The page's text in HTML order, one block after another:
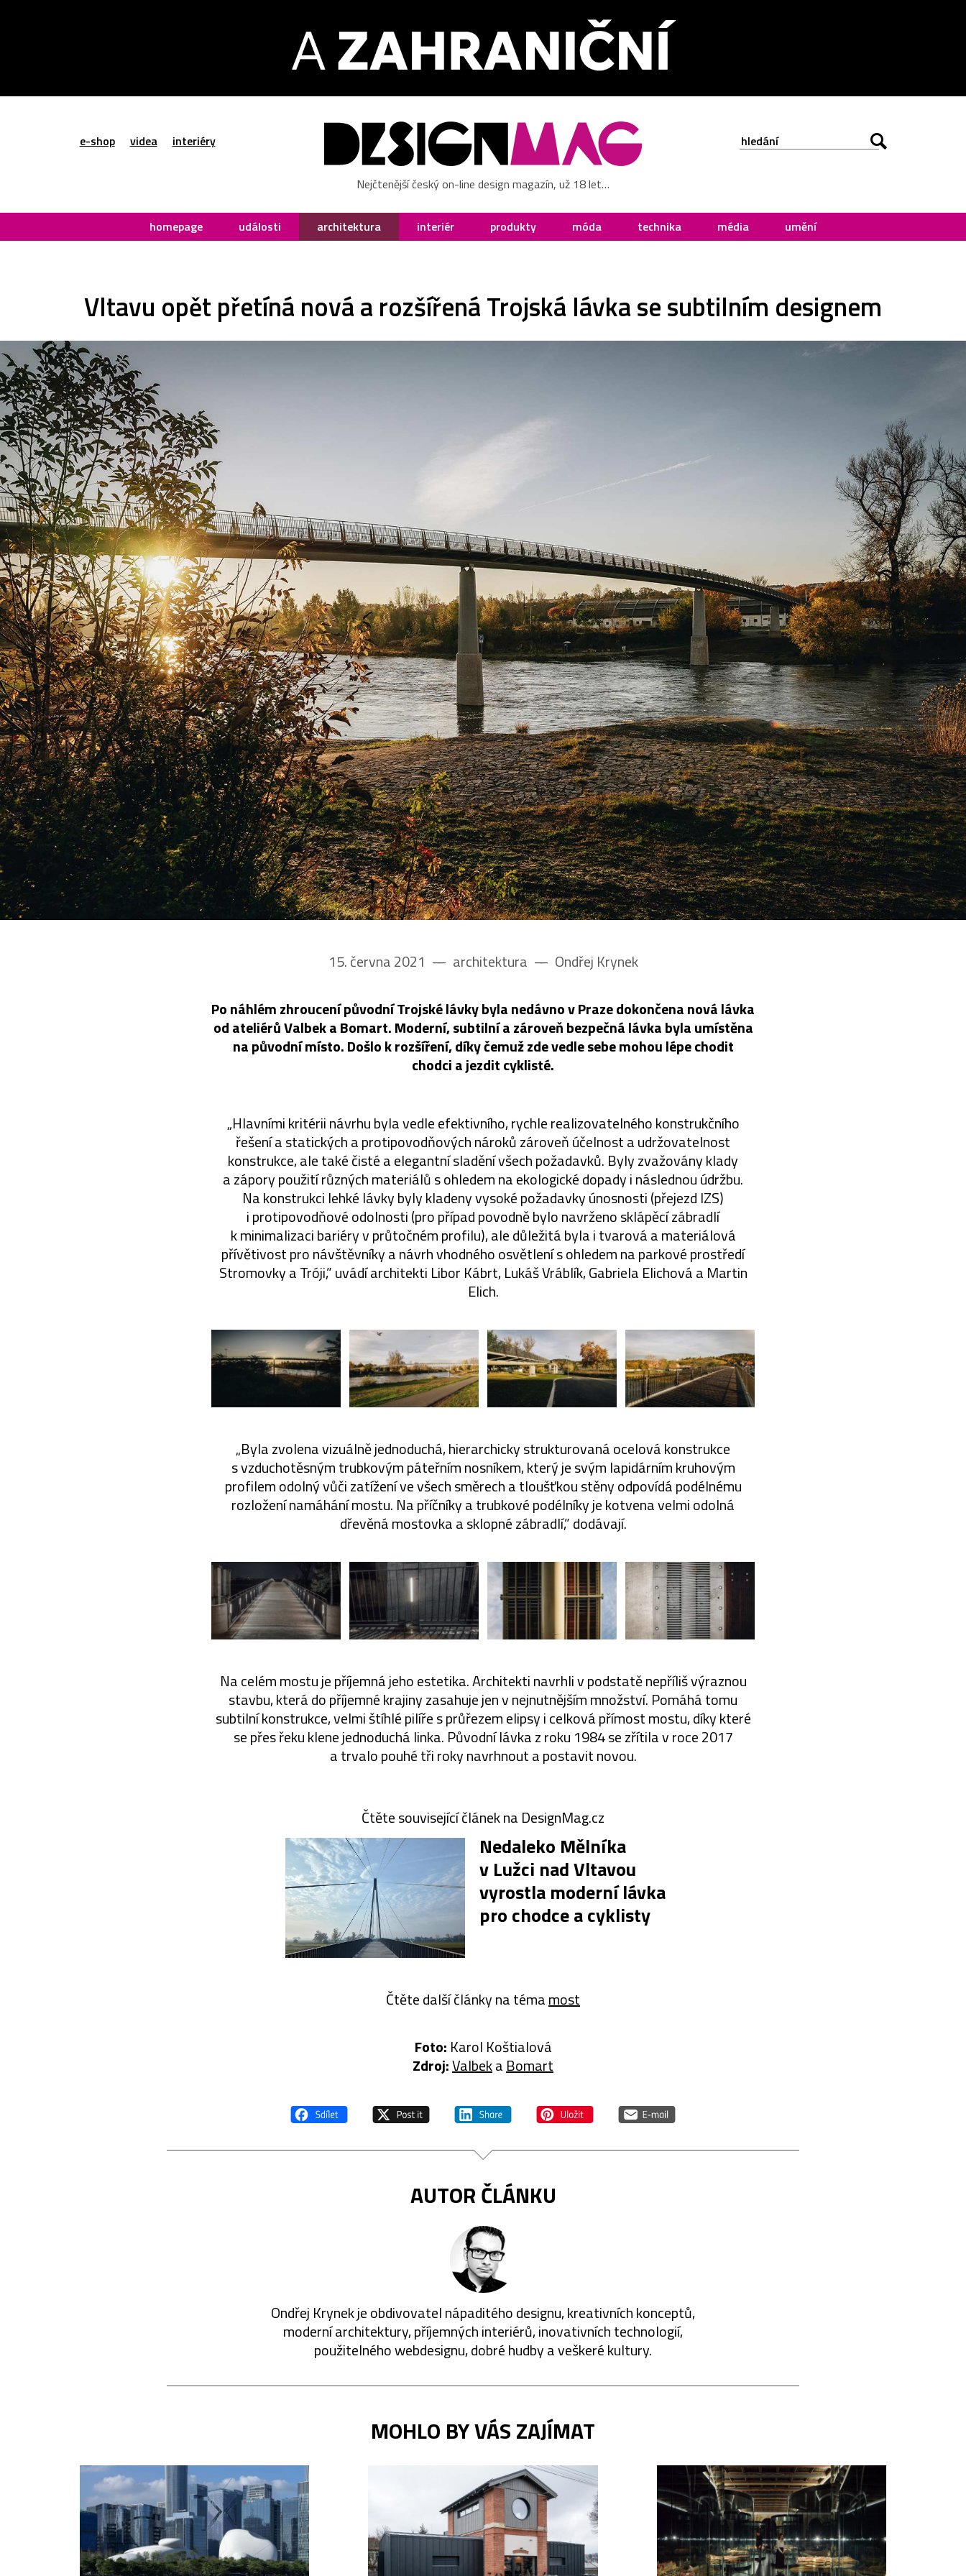
e-shop videa interiéry
Nejčtenější český on-line design magazín, už 18 let…
homepage události architektura interiér produkty móda technika média umění
Vltavu opět přetíná nová a rozšířená Trojská lávka se subtilním designem
15. června 2021 –– architektura –– Ondřej Krynek
Po náhlém zhroucení původní Trojské lávky byla nedávno v Praze dokončena nová lávka
od ateliérů Valbek a Bomart. Moderní, subtilní a zároveň bezpečná lávka byla umístěna
na původní místo. Došlo k rozšíření, díky čemuž zde vedle sebe mohou lépe chodit
chodci a jezdit cyklisté.
„Hlavními kritérii návrhu byla vedle efektivního, rychle realizovatelného konstrukčního
řešení a statických a protipovodňových nároků zároveň účelnost a udržovatelnost
konstrukce, ale také čisté a elegantní sladění všech požadavků. Byly zvažovány klady
a zápory použití různých materiálů s ohledem na ekologické dopady i následnou údržbu.
Na konstrukci lehké lávky byly kladeny vysoké požadavky únosnosti (přejezd IZS)
i protipovodňové odolnosti (pro případ povodně bylo navrženo sklápěcí zábradlí
k minimalizaci bariéry v průtočném profilu), ale důležitá byla i tvarová a materiálová
přívětivost pro návštěvníky a návrh vhodného osvětlení s ohledem na parkové prostředí
Stromovky a Tróji,” uvádí architekti Libor Kábrt, Lukáš Vráblík, Gabriela Elichová a Martin
Elich.
„Byla zvolena vizuálně jednoduchá, hierarchicky strukturovaná ocelová konstrukce
s vzduchotěsným trubkovým páteřním nosníkem, který je svým lapidárním kruhovým
profilem odolný vůči zatížení ve všech směrech a tloušťkou stěny odpovídá podélnému
rozložení namáhání mostu. Na příčníky a trubkové podélníky je kotvena velmi odolná
dřevěná mostovka a sklopné zábradlí,” dodávají.
Na celém mostu je příjemná jeho estetika. Architekti navrhli v podstatě nepříliš výraznou
stavbu, která do příjemné krajiny zasahuje jen v nejnutnějším množství. Pomáhá tomu
subtilní konstrukce, velmi štíhlé pilíře s průřezem elipsy i celková přímost mostu, díky které
se přes řeku klene jednoduchá linka. Původní lávka z roku 1984 se zřítila v roce 2017
a trvalo pouhé tři roky navrhnout a postavit novou.
Čtěte související článek na DesignMag.cz
Nedaleko Mělníka
v Lužci nad Vltavou
vyrostla moderní lávka
pro chodce a cyklisty
Čtěte další články na témamost
Foto: Karol Koštialová
Zdroj:Valbeka Bomart
AUTOR ČLÁNKU
Ondřej Krynek je obdivovatel nápaditého designu, kreativních konceptů,
moderní architektury, příjemných interiérů, inovativních technologií,
použitelného webdesignu, dobré hudby a veškeré kultury.
MOHLO BY VÁS ZAJÍMAT